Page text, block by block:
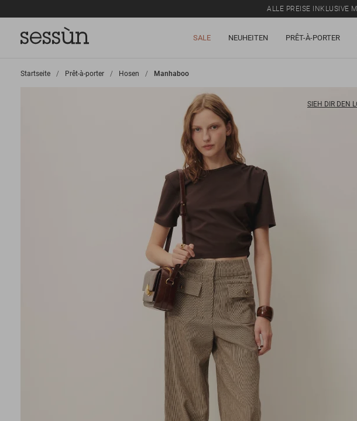
ALLE PREISE INKLUSIVE
SALE NEUHEITEN PRÊT-À-PORTER
Startseite >
Prêt-à-porter >
Hosen >
Manhaboo
SIEH DIR DEN